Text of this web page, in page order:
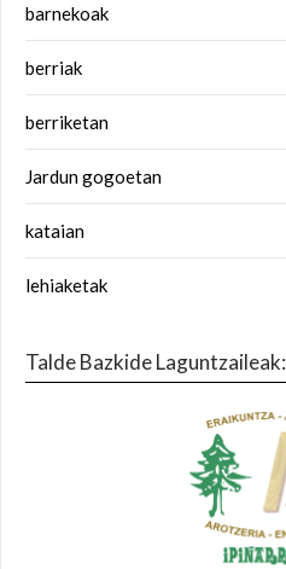
barnekoak
berriak
berriketan
Jardun gogoetan
kataian
lehiaketak
Talde Bazkide Laguntzaileak: